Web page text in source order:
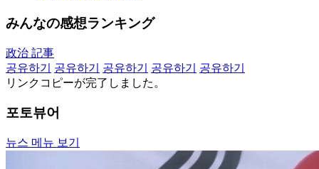
みんなの感想ランキング
政治 記事
공유하기
공유하기 공유하기 공유하기
공유하기
リンクコピーが完了しました。
포토뷰어
뉴스 메뉴 보기